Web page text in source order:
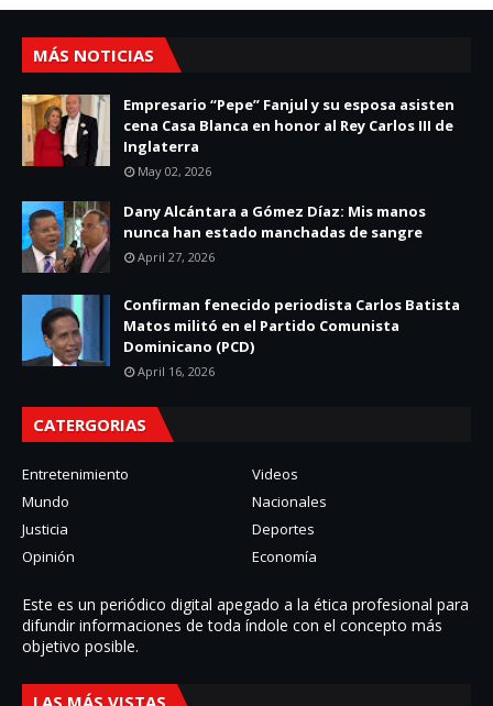
MÁS NOTICIAS
Empresario “Pepe” Fanjul y su esposa asisten
cena Casa Blanca en honor al Rey Carlos III de
Inglaterra
May 02, 2026
Dany Alcántara a Gómez Díaz: Mis manos
nunca han estado manchadas de sangre
April 27, 2026
Confirman fenecido periodista Carlos Batista
Matos militó en el Partido Comunista
Dominicano (PCD)
April 16, 2026
CATERGORIAS
Entretenimiento
Videos
Mundo
Nacionales
Justicia
Deportes
Opinión
Economía
Este es un periódico digital apegado a la ética profesional para
difundir informaciones de toda í­ndole con el concepto más
objetivo posible.
LAS MÁS VISTAS